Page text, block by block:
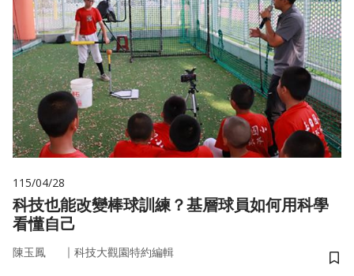
115/04/28
科技也能改變棒球訓練？基層球員如何用科學
看懂自己
陳玉鳳 ｜ 科技大觀園特約編輯
儲